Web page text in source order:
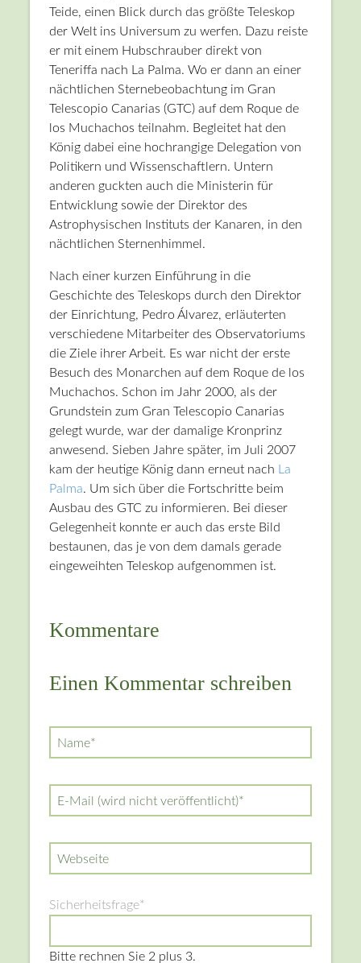
Teide, einen Blick durch das größte Teleskop
der Welt ins Universum zu werfen. Dazu reiste
er mit einem Hubschrauber direkt von
Teneriffa nach La Palma. Wo er dann an einer
nächtlichen Sternebeobachtung im Gran
Telescopio Canarias (GTC) auf dem Roque de
los Muchachos teilnahm. Begleitet hat den
König dabei eine hochrangige Delegation von
Politikern und Wissenschaftlern. Untern
anderen guckten auch die Ministerin für
Entwicklung sowie der Direktor des
Astrophysischen Instituts der Kanaren, in den
nächtlichen Sternenhimmel.
Nach einer kurzen Einführung in die
Geschichte des Teleskops durch den Direktor
der Einrichtung, Pedro Álvarez, erläuterten
verschiedene Mitarbeiter des Observatoriums
die Ziele ihrer Arbeit. Es war nicht der erste
Besuch des Monarchen auf dem Roque de los
Muchachos. Schon im Jahr 2000, als der
Grundstein zum Gran Telescopio Canarias
gelegt wurde, war der damalige Kronprinz
anwesend. Sieben Jahre später, im Juli 2007
kam der heutige König dann erneut nach
La
Palma. Um sich über die Fortschritte beim
Ausbau des GTC zu informieren. Bei dieser
Gelegenheit konnte er auch das erste Bild
bestaunen, das je von dem damals gerade
eingeweihten Teleskop aufgenommen ist.
Kommentare
Einen Kommentar schreiben
Pflichtfeld
Name*
Pflichtfeld
E-Mail (wird nicht veröffentlicht)*
Webseite
Pflichtfeld
Sicherheitsfrage*
Bitte rechnen Sie 2 plus 3.